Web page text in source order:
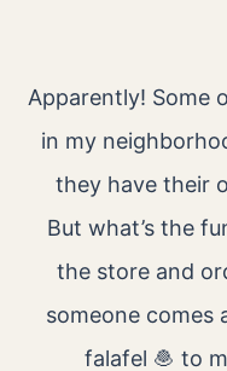
Apparently! Some
in my
they have their
But what’s the
the store and
someone comes
falafel 🧆 to